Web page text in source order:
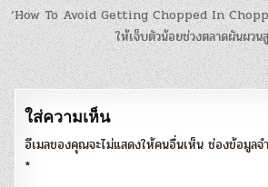
แนะแนว
เรื่อง
‘How To Avoid Getting Chopped In
ให้เจ็บตัวน้อยช่วงตลาดผันผว
ใส่ความเห็น
อีเมลของคุณจะไม่แสดงให้คนอื่นเห็น ช่องข้อมูลจ
*